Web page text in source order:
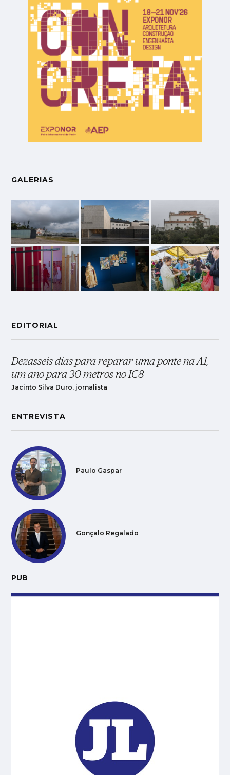
GALERIAS
EDITORIAL
Dezasseis dias para reparar uma ponte na A1,
um ano para 30 metros no IC8
Jacinto Silva Duro, jornalista
ENTREVISTA
Paulo Gaspar
Gonçalo Regalado
PUB